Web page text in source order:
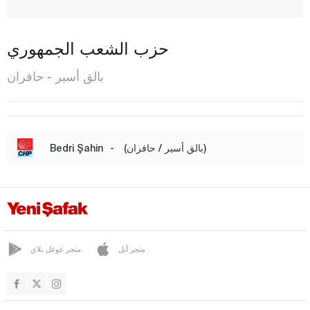
دورسون بيه
إيرديك
إيقريندي
كاراإيسي
مرمرة
حزب الشعب الجمهوري
بالق أسير - حافران
Bedri Şahin - (بالق أسير / حافران)
متجر غوغل بلاي متجر آبل